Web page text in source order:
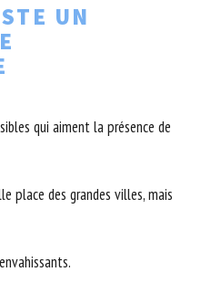
UN
qui aiment la présence de
place des grandes villes, mais